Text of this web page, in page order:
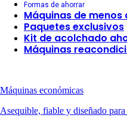
Formas de ahorrar
Máquinas de menos
Paquetes exclusivos
Kit de acolchado
Máquinas
Máquinas económicas
Asequible, fiable y diseñado